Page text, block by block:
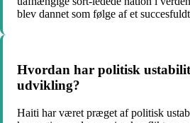
blev dannet som følge af et
Hvordan har politisk
udvikling?
Haiti har været præget af politisk